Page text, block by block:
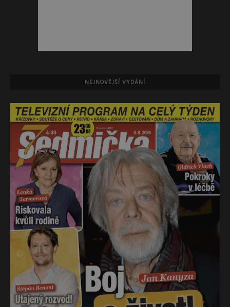
NEJNOVĚJŠÍ VYDÁNÍ